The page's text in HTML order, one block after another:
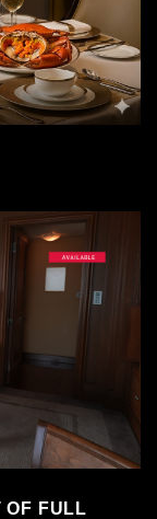
OF FULL